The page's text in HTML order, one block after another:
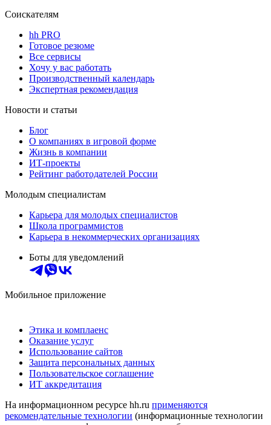
Соискателям
hh PRO
Готовое резюме
Все сервисы
Хочу у вас работать
Производственный календарь
Экспертная рекомендация
Новости и статьи
Блог
О компаниях в игровой форме
Жизнь в компании
ИТ-проекты
Рейтинг работодателей России
Молодым специалистам
Карьера для молодых специалистов
Школа программистов
Карьера в некоммерческих организациях
Боты для уведомлений
Мобильное приложение
Этика и комплаенс
Оказание услуг
Использование сайтов
Защита персональных данных
Пользовательское соглашение
ИТ аккредитация
На информационном ресурсе hh.ru применяются
рекомендательные технологии (информационные технологии